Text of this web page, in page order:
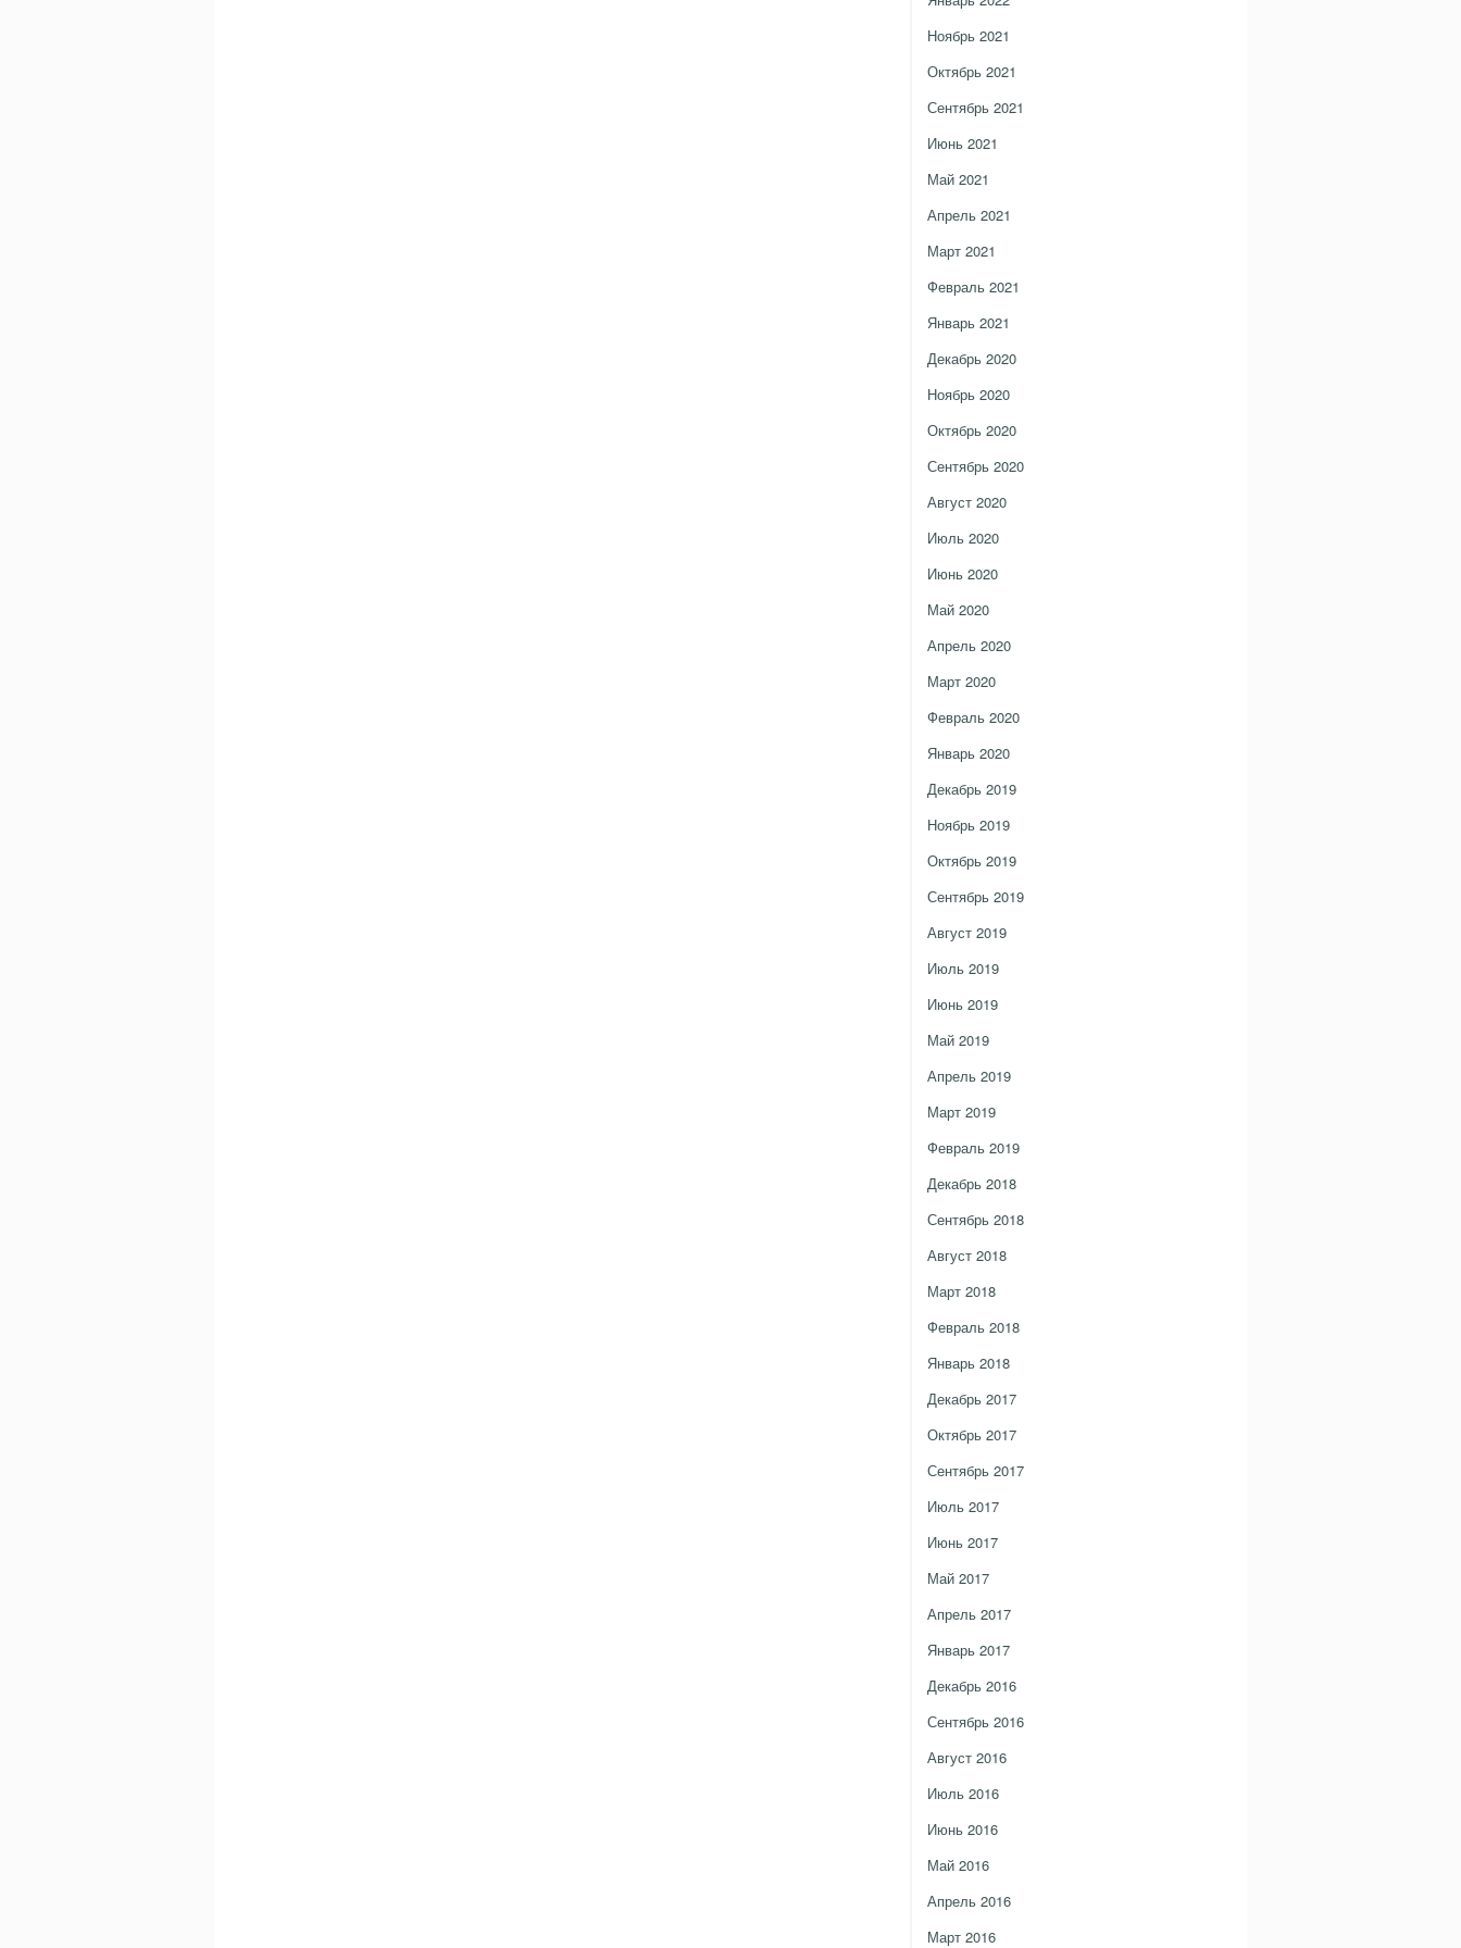
Ноябрь 2021
Октябрь 2021
Сентябрь 2021
Июнь 2021
Май 2021
Апрель 2021
Март 2021
Февраль 2021
Январь 2021
Декабрь 2020
Ноябрь 2020
Октябрь 2020
Сентябрь 2020
Август 2020
Июль 2020
Июнь 2020
Май 2020
Апрель 2020
Март 2020
Февраль 2020
Январь 2020
Декабрь 2019
Ноябрь 2019
Октябрь 2019
Сентябрь 2019
Август 2019
Июль 2019
Июнь 2019
Май 2019
Апрель 2019
Март 2019
Февраль 2019
Декабрь 2018
Сентябрь 2018
Август 2018
Март 2018
Февраль 2018
Январь 2018
Декабрь 2017
Октябрь 2017
Сентябрь 2017
Июль 2017
Июнь 2017
Май 2017
Апрель 2017
Январь 2017
Декабрь 2016
Сентябрь 2016
Август 2016
Июль 2016
Июнь 2016
Май 2016
Апрель 2016
Март 2016